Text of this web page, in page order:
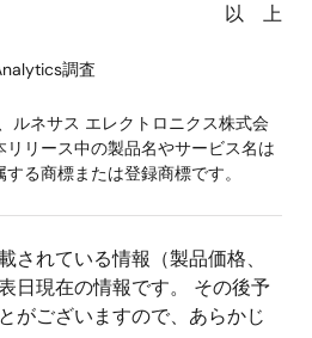
以 上
調査
ルネサス エレクトロニクス株式会
リース中の製品名やサービス名は
る商標または登録商標です。
されている情報（製品価格、
日現在の情報です。 その後予
がございますので、あらかじ